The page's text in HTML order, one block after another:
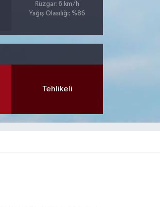
Rüzgar: 6 km/h
Yağış Olasılığı: %86
Tehlikeli